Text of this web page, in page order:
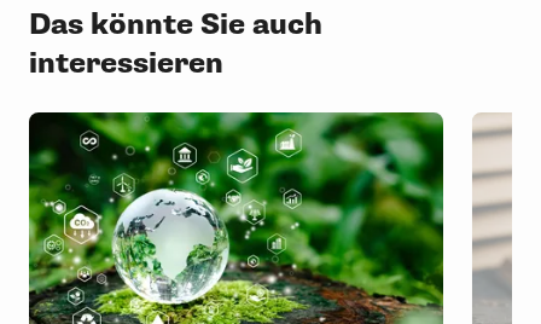
Das könnte Sie auch
interessieren